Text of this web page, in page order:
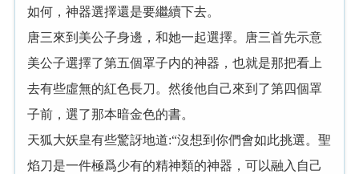
如何，神器選擇還是要繼續下去。
唐三來到美公子身邊，和她一起選擇。唐三首先示意
美公子選擇了第五個罩子内的神器，也就是那把看上
去有些虛無的紅色長刀。然後他自己來到了第四個罩
子前，選了那本暗金色的書。
天狐大妖皇有些驚訝地道:“沒想到你們會如此挑選。聖
焰刀是一件極爲少有的精神類的神器，可以融入自己